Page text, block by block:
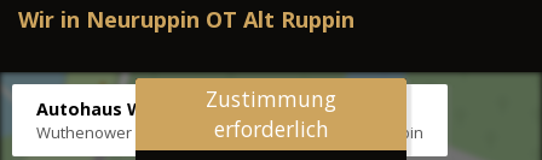
Wir in Neuruppin OT Alt Ruppin
Autohaus Wernicke
Wuthenower Str. 12b, 16827 Neuruppin OT Alt Ruppin
Zustimmung
erforderlich